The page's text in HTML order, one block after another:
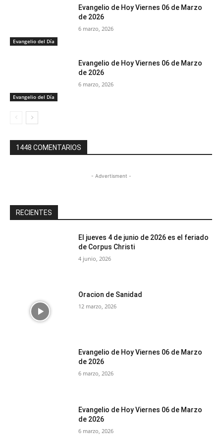
Evangelio del Día
Evangelio de Hoy Viernes 06 de Marzo
de 2026
6 marzo, 2026
Evangelio del Día
Evangelio de Hoy Viernes 06 de Marzo
de 2026
6 marzo, 2026
1448 COMENTARIOS
- Advertisment -
RECIENTES
El jueves 4 de junio de 2026 es el feriado
de Corpus Christi
4 junio, 2026
Oracion de Sanidad
12 marzo, 2026
Evangelio de Hoy Viernes 06 de Marzo
de 2026
6 marzo, 2026
Evangelio de Hoy Viernes 06 de Marzo
de 2026
6 marzo, 2026